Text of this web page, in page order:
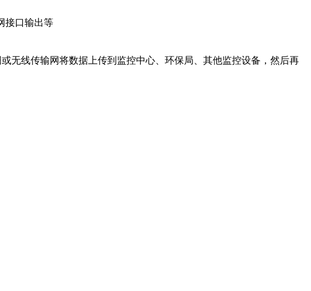
网接口输出等
无线传输网将数据上传到监控中心、环保局、其他监控设备，然后再